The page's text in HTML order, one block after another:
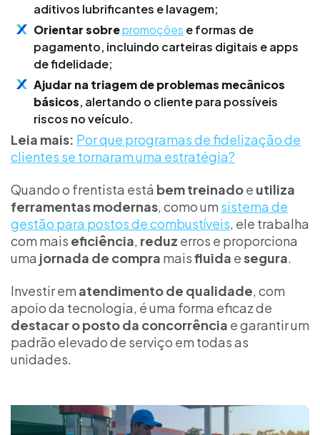
aditivos lubrificantes e lavagem;
Orientar sobrepromoções e formas de
pagamento, incluindo carteiras digitais e apps
de fidelidade;
Ajudar na triagem de problemas mecânicos
básicos, alertando o cliente para possíveis
riscos no veículo.
Leia mais: Por que programas de fidelização de
clientes se tornaram uma estratégia?
Quando o frentista está bem treinadoe utiliza
ferramentas modernas , como um sistema de
gestão para postos de combustíveis , ele trabalha
com mais eficiência reduz erros e proporciona
uma jornada de compra maisfluida esegura
Investir em atendimento de qualidade , com
apoio da tecnologia, é uma forma eficaz de
destacar o posto da concorrência e garantir um
padrão elevado de serviço em todas as
unidades.